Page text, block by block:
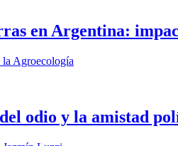
en Argentina:
la Agroecología
odio y la amistad